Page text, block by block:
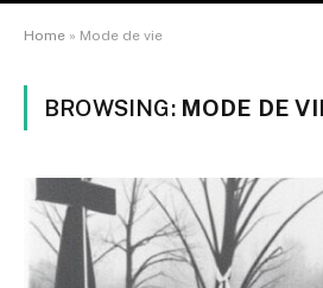
Home » Mode de vie
BROWSING: MODE DE